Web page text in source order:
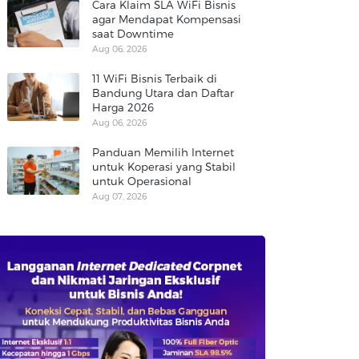
Cara Klaim SLA WiFi Bisnis
agar Mendapat Kompensasi
saat Downtime
Aug 06, 2026
11 WiFi Bisnis Terbaik di
Bandung Utara dan Daftar
Harga 2026
Aug 06, 2026
Panduan Memilih Internet
untuk Koperasi yang Stabil
untuk Operasional
Aug 07, 2026